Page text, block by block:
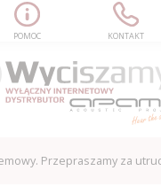
POMOC KONTAKT
Przepraszamy za